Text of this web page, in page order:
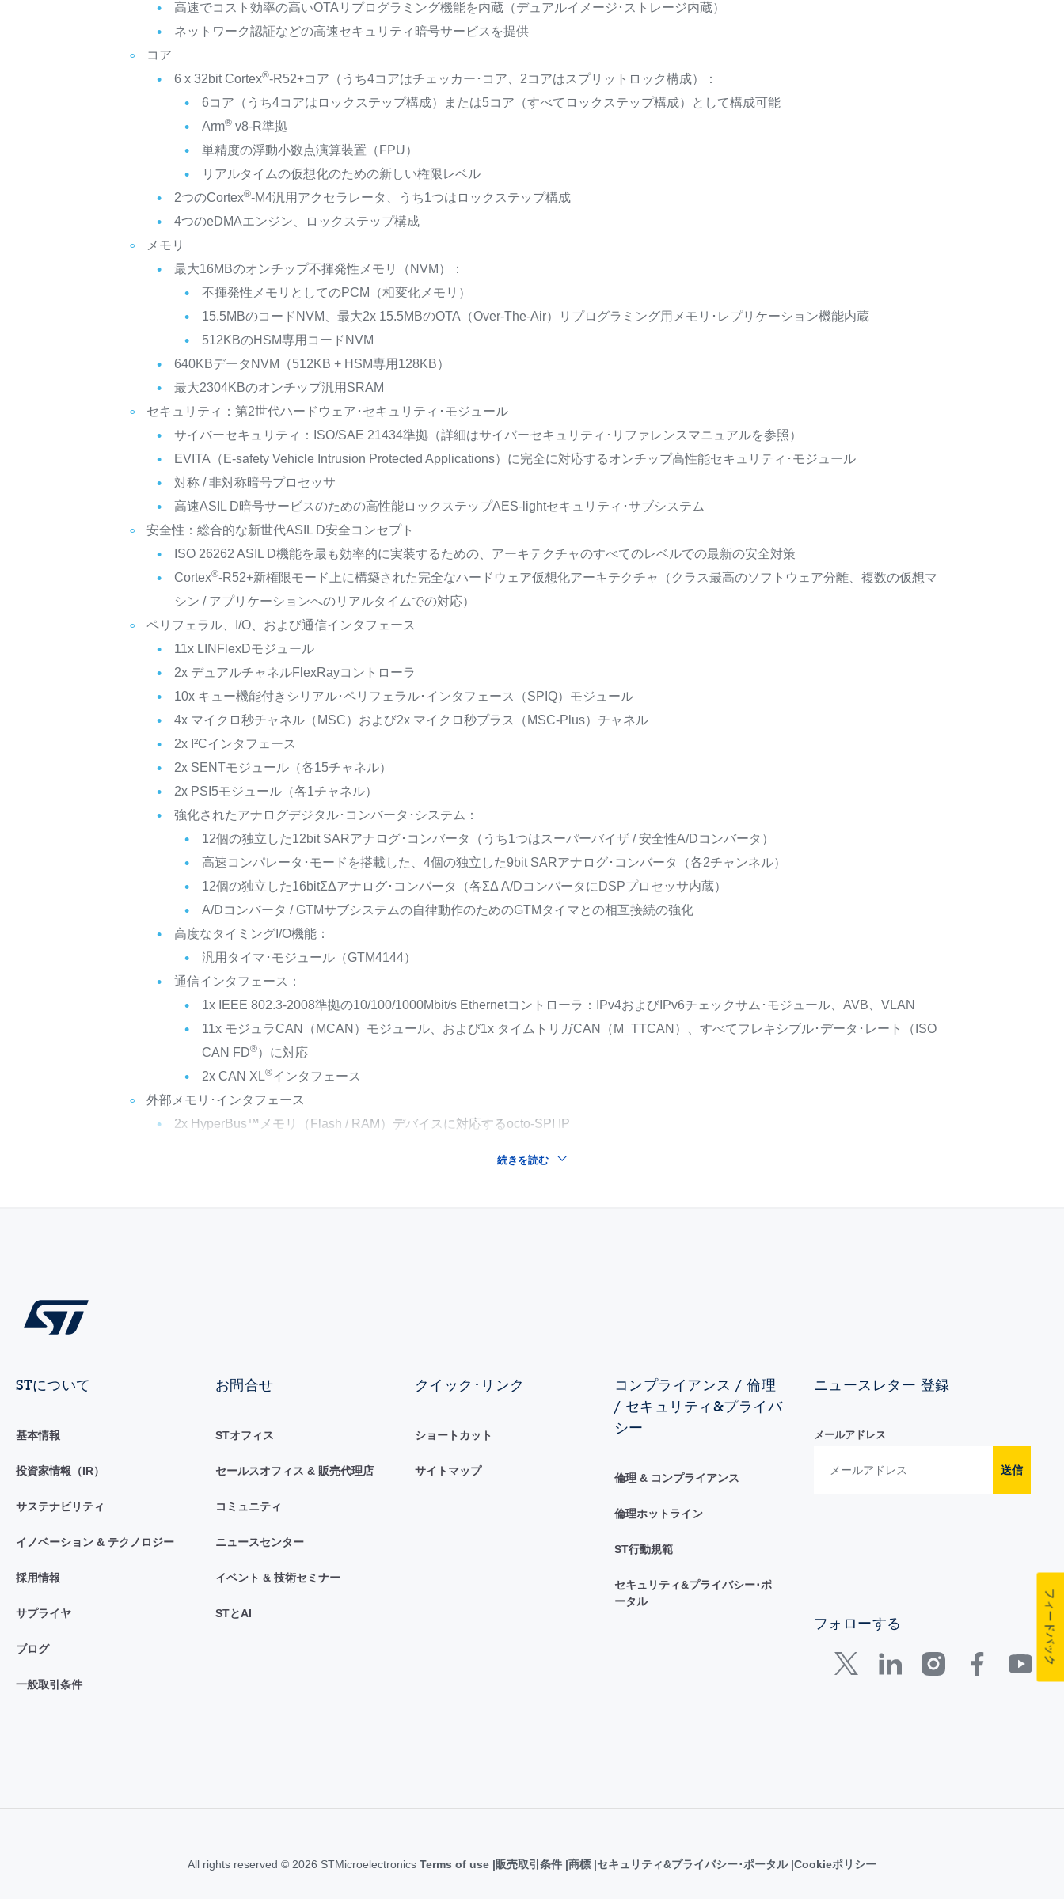
高速でコスト効率の高いOTAリプログラミング機能を内蔵（デュアルイメージ･ストレージ内蔵）
ネットワーク認証などの高速セキュリティ暗号サービスを提供
コア
6 x 32bit Cortex®-R52+コア（うち4コアはチェッカー･コア、2コアはスプリットロック構成）：
6コア（うち4コアはロックステップ構成）または5コア（すべてロックステップ構成）として構成可能
Arm® v8-R準拠
単精度の浮動小数点演算装置（FPU）
リアルタイムの仮想化のための新しい権限レベル
2つのCortex®-M4汎用アクセラレータ、うち1つはロックステップ構成
4つのeDMAエンジン、ロックステップ構成
メモリ
最大16MBのオンチップ不揮発性メモリ（NVM）：
不揮発性メモリとしてのPCM（相変化メモリ）
15.5MBのコードNVM、最大2x 15.5MBのOTA（Over-The-Air）リプログラミング用メモリ･レプリケーション機能内蔵
512KBのHSM専用コードNVM
640KBデータNVM（512KB + HSM専用128KB）
最大2304KBのオンチップ汎用SRAM
セキュリティ：第2世代ハードウェア･セキュリティ･モジュール
サイバーセキュリティ：ISO/SAE 21434準拠（詳細はサイバーセキュリティ･リファレンスマニュアルを参照）
EVITA（E-safety Vehicle Intrusion Protected Applications）に完全に対応するオンチップ高性能セキュリティ･モジュール
対称 / 非対称暗号プロセッサ
高速ASIL D暗号サービスのための高性能ロックステップAES-lightセキュリティ･サブシステム
安全性：総合的な新世代ASIL D安全コンセプト
ISO 26262 ASIL D機能を最も効率的に実装するための、アーキテクチャのすべてのレベルでの最新の安全対策
Cortex®-R52+新権限モード上に構築された完全なハードウェア仮想化アーキテクチャ（クラス最高のソフトウェア分離、複数の仮想マ
シン / アプリケーションへのリアルタイムでの対応）
ペリフェラル、I/O、および通信インタフェース
11x LINFlexDモジュール
2x デュアルチャネルFlexRayコントローラ
10x キュー機能付きシリアル･ペリフェラル･インタフェース（SPIQ）モジュール
4x マイクロ秒チャネル（MSC）および2x マイクロ秒プラス（MSC-Plus）チャネル
2x I²Cインタフェース
2x SENTモジュール（各15チャネル）
2x PSI5モジュール（各1チャネル）
強化されたアナログデジタル･コンバータ･システム：
12個の独立した12bit SARアナログ･コンバータ（うち1つはスーパーバイザ / 安全性A/Dコンバータ）
高速コンパレータ･モードを搭載した、4個の独立した9bit SARアナログ･コンバータ（各2チャンネル）
12個の独立した16bitΣΔアナログ･コンバータ（各ΣΔ A/DコンバータにDSPプロセッサ内蔵）
A/Dコンバータ / GTMサブシステムの自律動作のためのGTMタイマとの相互接続の強化
高度なタイミングI/O機能：
汎用タイマ･モジュール（GTM4144）
通信インタフェース：
1x IEEE 802.3-2008準拠の10/100/1000Mbit/s Ethernetコントローラ：IPv4およびIPv6チェックサム･モジュール、AVB、VLAN
11x モジュラCAN（MCAN）モジュール、および1x タイムトリガCAN（M_TTCAN）、すべてフレキシブル･データ･レート（ISO
CAN FD®）に対応
2x CAN XL®インタフェース
外部メモリ･インタフェース
2x HyperBus™メモリ（Flash / RAM）デバイスに対応するocto-SPI IP
続きを読む
STについて
基本情報
投資家情報（IR）
サステナビリティ
イノベーション & テクノロジー
採用情報
サプライヤ
ブログ
一般取引条件
お問合せ
STオフィス
セールスオフィス & 販売代理店
コミュニティ
ニュースセンター
イベント & 技術セミナー
STとAI
クイック･リンク
ショートカット
サイトマップ
コンプライアンス / 倫理
/ セキュリティ&プライバ
シー
倫理 & コンプライアンス
倫理ホットライン
ST行動規範
セキュリティ&プライバシー･ポ
ータル
ニュースレター 登録
メールアドレス
送信
フォローする
All rights reserved © 2026 STMicroelectronics Terms of use 販売取引条件 商標 セキュリティ&プライバシー･ポータル Cookieポリシー
フィードバック